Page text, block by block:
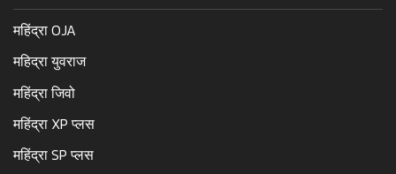
महिंद्रा OJA
महिद्रा युवराज
महिंद्रा जिवो
महिंद्रा XP प्लस
महिंद्रा SP प्लस